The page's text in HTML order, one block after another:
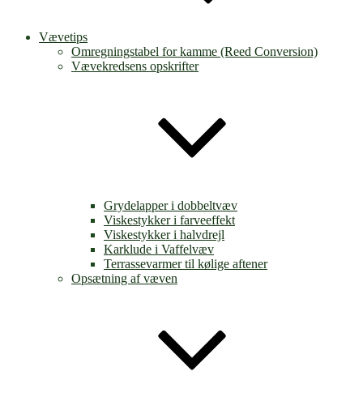
Vævetips
Omregningstabel for kamme (Reed Conversion)
Vævekredsens opskrifter
Grydelapper i dobbeltvæv
Viskestykker i farveeffekt
Viskestykker i halvdrejl
Karklude i Vaffelvæv
Terrassevarmer til kølige aftener
Opsætning af væven